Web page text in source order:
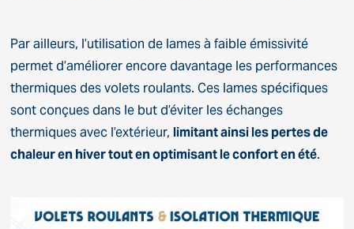
Par ailleurs, l’utilisation de lames à faible émissivité
permet d’améliorer encore davantage les performances
thermiques des volets roulants. Ces lames spécifiques
sont conçues dans le but d’éviter les échanges
thermiques avec l’extérieur,limitant ainsi les pertes de
chaleur en hiver tout en optimisant le confort en été.